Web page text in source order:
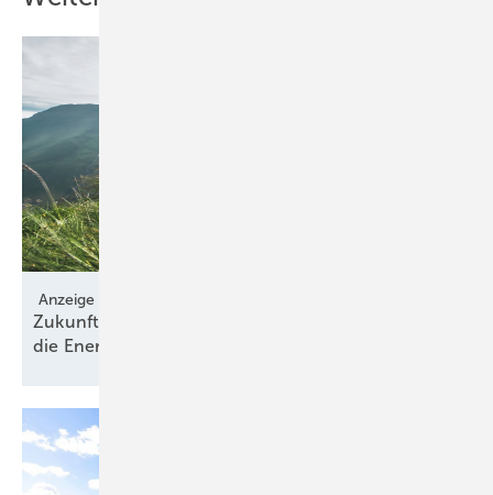
Anzeige
Zukunft gestalten mit VERBUND: Ihr Partner für
die Energiewende